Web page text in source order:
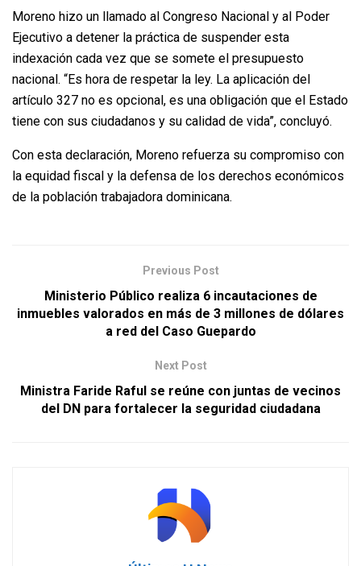
Moreno hizo un llamado al Congreso Nacional y al Poder
Ejecutivo a detener la práctica de suspender esta
indexación cada vez que se somete el presupuesto
nacional. “Es hora de respetar la ley. La aplicación del
artículo 327 no es opcional, es una obligación que el Estado
tiene con sus ciudadanos y su calidad de vida”, concluyó.
Con esta declaración, Moreno refuerza su compromiso con
la equidad fiscal y la defensa de los derechos económicos
de la población trabajadora dominicana.
Previous Post
Ministerio Público realiza 6 incautaciones de
inmuebles valorados en más de 3 millones de dólares
a red del Caso Guepardo
Next Post
Ministra Faride Raful se reúne con juntas de vecinos
del DN para fortalecer la seguridad ciudadana